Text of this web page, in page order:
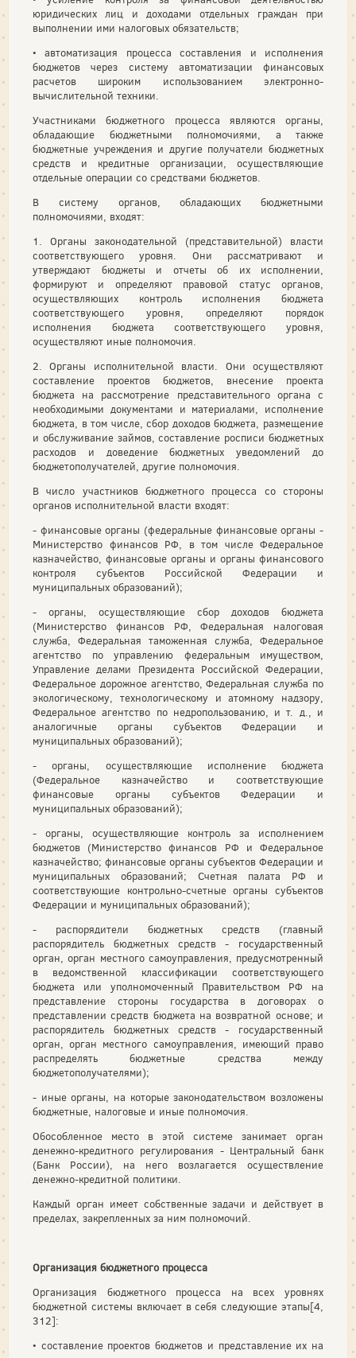
юридических лиц и доходами отдельных граждан при
выполнении ими налоговых обязательств;
• автоматизация процесса составления и исполнения
бюджетов через систему автоматизации финансовых
расчетов широким использованием электронно-
вычислительной техники.
Участниками бюджетного процесса являются органы,
обладающие бюджетными полномочиями, а также
бюджетные учреждения и другие получатели бюджетных
средств и кредитные организации, осуществляющие
отдельные операции со средствами бюджетов.
В систему органов, обладающих бюджетными
полномочиями, входят:
1. Органы законодательной (представительной) власти
соответствующего уровня. Они рассматривают и
утверждают бюджеты и отчеты об их исполнении,
формируют и определяют правовой статус органов,
осуществляющих контроль исполнения бюджета
соответствующего уровня, определяют порядок
исполнения бюджета соответствующего уровня,
осуществляют иные полномочия.
2. Органы исполнительной власти. Они осуществляют
составление проектов бюджетов, внесение проекта
бюджета на рассмотрение представительного органа с
необходимыми документами и материалами, исполнение
бюджета, в том числе, сбор доходов бюджета, размещение
и обслуживание займов, составление росписи бюджетных
расходов и доведение бюджетных уведомлений до
бюджетополучателей, другие полномочия.
В число участников бюджетного процесса со стороны
органов исполнительной власти входят:
- финансовые органы (федеральные финансовые органы -
Министерство финансов РФ, в том числе Федеральное
казначейство, финансовые органы и органы финансового
контроля субъектов Российской Федерации и
муниципальных образований);
- органы, осуществляющие сбор доходов бюджета
(Министерство финансов РФ, Федеральная налоговая
служба, Федеральная таможенная служба, Федеральное
агентство по управлению федеральным имуществом,
Управление делами Президента Российской Федерации,
Федеральное дорожное агентство, Федеральная служба по
экологическому, технологическому и атомному надзору,
Федеральное агентство по недропользованию, и т. д., и
аналогичные органы субъектов Федерации и
муниципальных образований);
- органы, осуществляющие исполнение бюджета
(Федеральное казначейство и соответствующие
финансовые органы субъектов Федерации и
муниципальных образований);
- органы, осуществляющие контроль за исполнением
бюджетов (Министерство финансов РФ и Федеральное
казначейство; финансовые органы субъектов Федерации и
муниципальных образований; Счетная палата РФ и
соответствующие контрольно-счетные органы субъектов
Федерации и муниципальных образований);
- распорядители бюджетных средств (главный
распорядитель бюджетных средств - государственный
орган, орган местного самоуправления, предусмотренный
в ведомственной классификации соответствующего
бюджета или уполномоченный Правительством РФ на
представление стороны государства в договорах о
представлении средств бюджета на возвратной основе; и
распорядитель бюджетных средств - государственный
орган, орган местного самоуправления, имеющий право
распределять бюджетные средства между
бюджетополучателями);
- иные органы, на которые законодательством возложены
бюджетные, налоговые и иные полномочия.
Обособленное место в этой системе занимает орган
денежно-кредитного регулирования - Центральный банк
(Банк России), на него возлагается осуществление
денежно-кредитной политики.
Каждый орган имеет собственные задачи и действует в
пределах, закрепленных за ним полномочий.
Организация бюджетного процесса
Организация бюджетного процесса на всех уровнях
бюджетной системы включает в себя следующие этапы[4,
312]:
• составление проектов бюджетов и представление их на